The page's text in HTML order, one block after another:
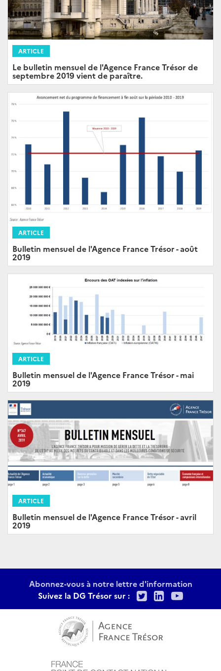
ARTICLE
Le bulletin mensuel de l'Agence France Trésor de
septembre 2019 vient de paraître.
ARTICLE
Bulletin mensuel de l'Agence France Trésor - août
2019
ARTICLE
Bulletin mensuel de l'Agence France Trésor - mai
2019
ARTICLE
Bulletin mensuel de l'Agence France Trésor - avril
2019
Abonnez-vous à notre lettre d'information
Suivez la DG Trésor sur :
TwitterLinkedIn